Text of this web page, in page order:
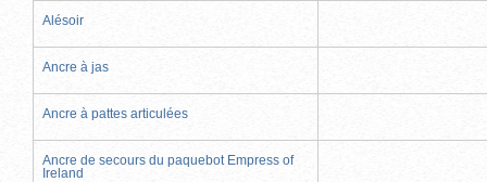
Alésoir
Ancre à jas
Ancre à pattes articulées
Ancre de secours du paquebot Empress of
Ireland